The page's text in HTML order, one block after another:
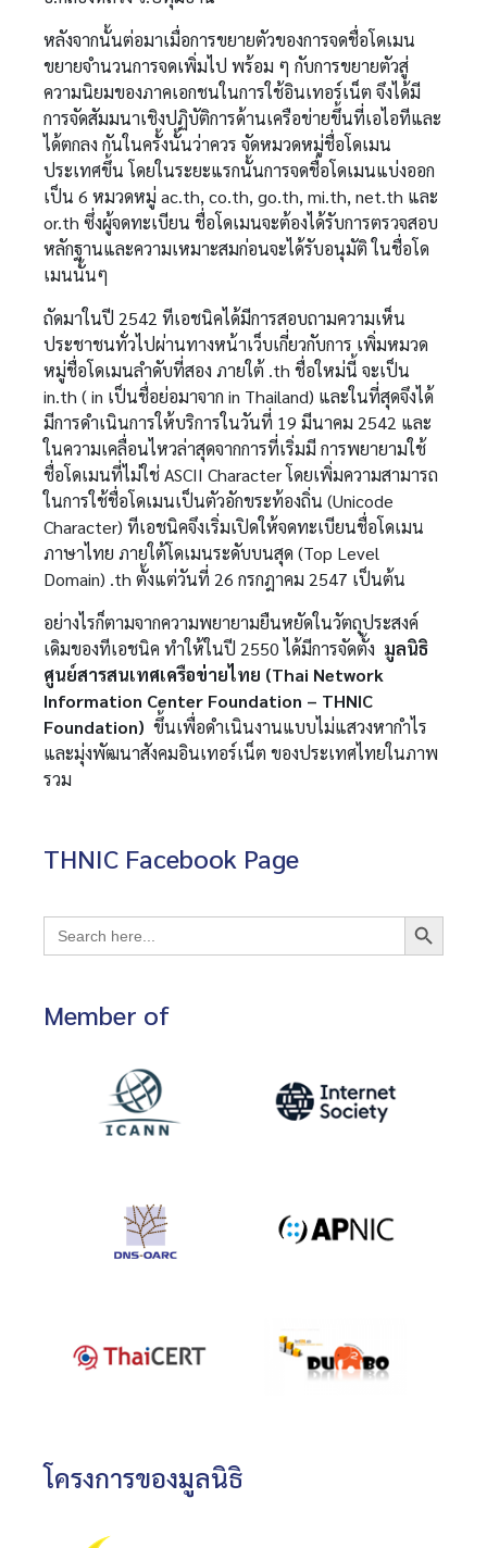
หลังจากนั้นต่อมาเมื่อการขยายตัวของการจดชื่อโดเมน
ขยายจำนวนการจดเพิ่มไป พร้อม ๆ กับการขยายตัวสู่
ความนิยมของภาคเอกชนในการใช้อินเทอร์เน็ต จึงได้มี
การจัดสัมมนาเชิงปฏิบัติการด้านเครือข่ายขึ้นที่เอไอทีและ
ได้ตกลง กันในครั้งนั้นว่าควร จัดหมวดหมู่ชื่อโดเมน
ประเทศขึ้น โดยในระยะแรกนั้นการจดชื่อโดเมนแบ่งออก
เป็น 6 หมวดหมู่ ac.th, co.th, go.th, mi.th, net.th และ
or.th ซึ่งผู้จดทะเบียน ชื่อโดเมนจะต้องได้รับการตรวจสอบ
หลักฐานและความเหมาะสมก่อนจะได้รับอนุมัติ ในชื่อโด
เมนนั้นๆ
ถัดมาในปี 2542 ทีเอชนิคได้มีการสอบถามความเห็น
ประชาชนทั่วไปผ่านทางหน้าเว็บเกี่ยวกับการ เพิ่มหมวด
หมู่ชื่อโดเมนลำดับที่สอง ภายใต้ .th ชื่อใหม่นี้ จะเป็น
in.th ( in เป็นชื่อย่อมาจาก in Thailand) และในที่สุดจึงได้
มีการดำเนินการให้บริการในวันที่ 19 มีนาคม 2542 และ
ในความเคลื่อนไหวล่าสุดจากการที่เริ่มมี การพยายามใช้
ชื่อโดเมนที่ไม่ใช่ ASCII Character โดยเพิ่มความสามารถ
ในการใช้ชื่อโดเมนเป็นตัวอักขระท้องถิ่น (Unicode
Character) ทีเอชนิคจึงเริ่มเปิดให้จดทะเบียนชื่อโดเมน
ภาษาไทย ภายใต้โดเมนระดับบนสุด (Top Level
Domain) .th ตั้งแต่วันที่ 26 กรกฎาคม 2547 เป็นต้น
อย่างไรก็ตามจากความพยายามยืนหยัดในวัตถุประสงค์
เดิมของทีเอชนิค ทำให้ในปี 2550 ได้มีการจัดตั้ง มูลนิธิ
ศูนย์สารสนเทศเครือข่ายไทย (Thai Network
Information Center Foundation – THNIC
Foundation) ขึ้นเพื่อดำเนินงานแบบไม่แสวงหากำไร
และมุ่งพัฒนาสังคมอินเทอร์เน็ต ของประเทศไทยในภาพ
รวม
THNIC Facebook Page
Search
for:
Search Button
Member of
โครงการของมูลนิธิ